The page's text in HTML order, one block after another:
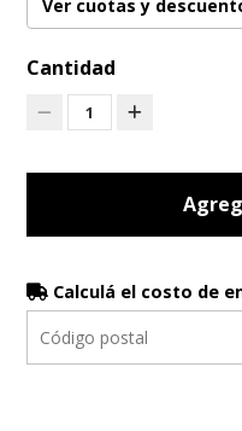
Ver cuotas y
Cantidad
1
Calculá el costo de